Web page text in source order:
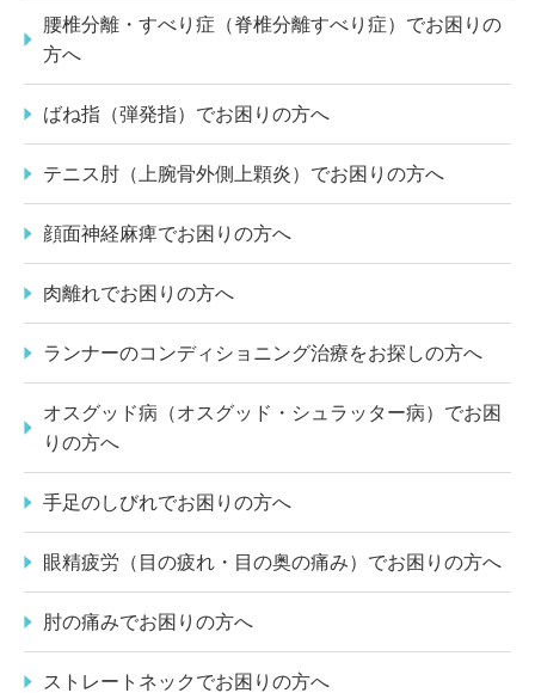
腰椎分離・すべり症（脊椎分離すべり症）でお困りの
方へ
ばね指（弾発指）でお困りの方へ
テニス肘（上腕骨外側上顆炎）でお困りの方へ
顔面神経麻痺でお困りの方へ
肉離れでお困りの方へ
ランナーのコンディショニング治療をお探しの方へ
オスグッド病（オスグッド・シュラッター病）でお困
りの方へ
手足のしびれでお困りの方へ
眼精疲労（目の疲れ・目の奥の痛み）でお困りの方へ
肘の痛みでお困りの方へ
ストレートネックでお困りの方へ